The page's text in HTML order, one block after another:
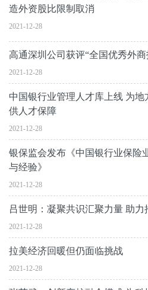
造外资股比限制取消
2021-12-28
高通深圳公司获评“全国优秀外
2021-12-28
中国银行业管理人才库上线 为
供人才保障
2021-12-28
银保监会发布《中国银行业保险
与经验》
2021-12-28
吕世明：凝聚共识汇聚力量 助
2021-12-28
拉美经济回暖但仍面临挑战
2021-12-28